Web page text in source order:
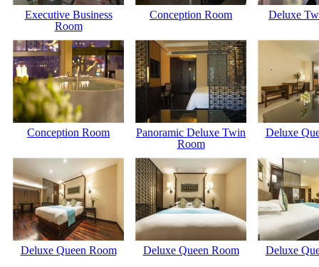
Executive Business
Room
Conception Room Deluxe
Conception Room
Panoramic Deluxe Twin
Room
Deluxe
Deluxe Queen Room Deluxe Queen Room Deluxe